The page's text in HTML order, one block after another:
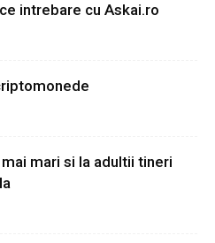
intrebare cu Askai.ro
mari si la adultii tineri